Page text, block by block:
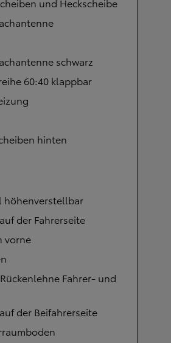
schwarz
60:40 klappbar
hinten
höhenverstellbar
der Fahrerseite
vorne
Fahrer- und
der Beifahrerseite